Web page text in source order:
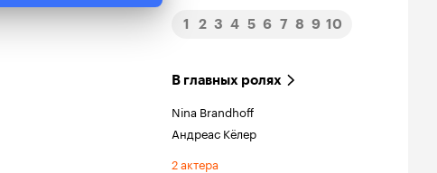
1 2 3 4 5 6 7 8 9 10
В главных ролях
Nina Brandhoff
Андреас Кёлер
2 актера